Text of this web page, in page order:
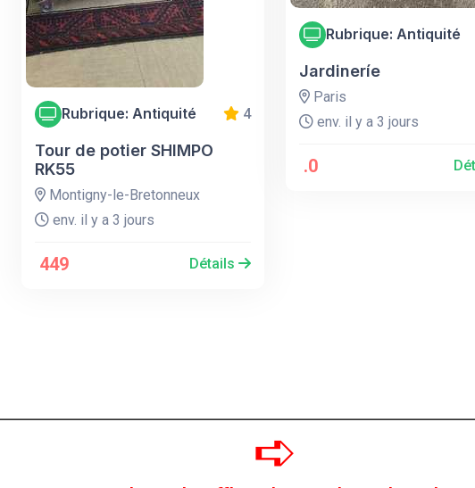
Rubrique: Antiquité 4
Tour de potier SHIMPO
RK55
Montigny-le-Bretonneux
env. il y a 3 jours
449 Détails
Rubrique: Antiquité
Jardineríe
Paris
env. il y a 3 jours
.0